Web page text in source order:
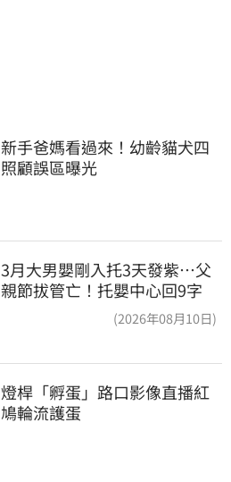
新手爸媽看過來！幼齡貓犬四
照顧誤區曝光
3月大男嬰剛入托3天發紫…父
親節拔管亡！托嬰中心回9字
(2026年08月10日)
燈桿「孵蛋」路口影像直播紅
鳩輪流護蛋